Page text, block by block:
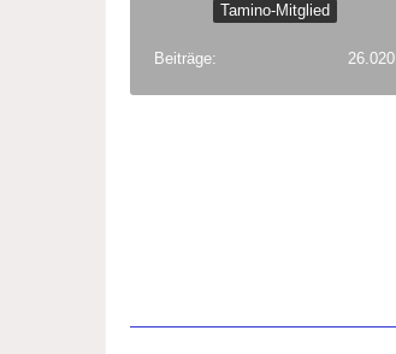
Tamino-Mitglied
Beiträge 26.020